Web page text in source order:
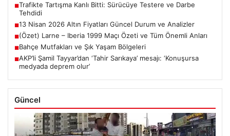
■Trafikte Tartışma Kanlı Bitti: Sürücüye Testere ve Darbe
Tehdidi
■13 Nisan 2026 Altın Fiyatları Güncel Durum ve Analizler
■(Özet) Larne – Iberia 1999 Maçı Özeti ve Tüm Önemli Anları
■Bahçe Mutfakları ve Şık Yaşam Bölgeleri
■AKP’li Şamil Tayyar’dan ‘Tahir Sarıkaya’ mesajı: ‘Konuşursa
medyada deprem olur’
Güncel